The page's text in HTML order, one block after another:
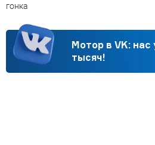
гонка
Мотор в VK:
тысяч!